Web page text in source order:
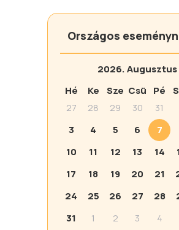
Országos
2026.Augusztus
Hé
Ke Sze Csü Pé
27
28 29 30 31
3
4 5 6 7
10
11 12 13 14
17
18 19 20 21
24
25 26 27 28
31
1 2 3 4